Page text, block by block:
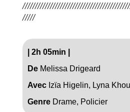
/////
2h 05min
DeMelissa Drigeard
AvecIzïa Higelin, Lyna
GenreDrame, Policier